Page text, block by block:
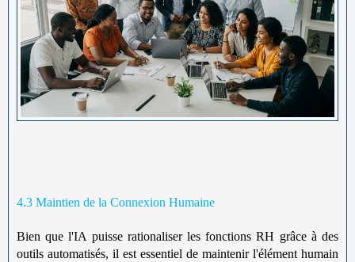
4.3 Maintien de la Connexion Humaine
Bien que l'IA puisse rationaliser les fonctions RH grâce à des
outils automatisés, il est essentiel de maintenir l'élément humain